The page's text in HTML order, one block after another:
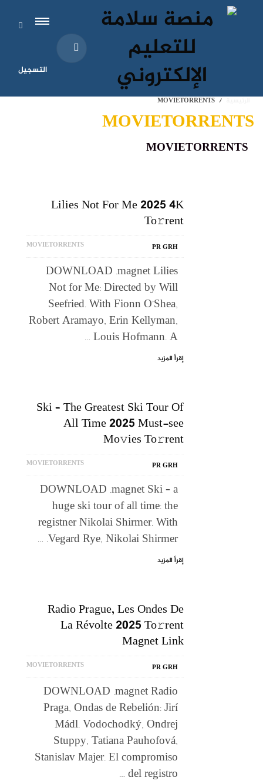
التسجيل
MOVIETORRENTS
MOVIETORRENTS
MOVIETORRENTS
Lilies Not For Me 2025 4K
To𝚛rent
MOVIETORRENTS PR GRH
DOWNLOAD .magnet Lilies
Not for Me: Directed by Will
Seefried. With Fionn O’Shea,
Robert Aramayo, Erin Kellyman,
Louis Hofmann. A …
إقرأ المزيد
Ski – The Greatest Ski Tour Of
All Time 2025 Must-see
Mo𝚟ies To𝚛rent
MOVIETORRENTS PR GRH
DOWNLOAD .magnet Ski – a
huge ski tour of all time: the
registner Nikolai Shirmer. With
Vegard Rye, Nikolai Shirmer. …
إقرأ المزيد
Radio Prague, Les Ondes De
La Révolte 2025 To𝚛rent
Magnet Link
MOVIETORRENTS PR GRH
DOWNLOAD .magnet Radio
Praga, Ondas de Rebelión: Jirí
Mádl. Vodochodký, Ondrej
Stuppy, Tatiana Pauhofová,
Stanislav Majer. El compromiso
del registro …